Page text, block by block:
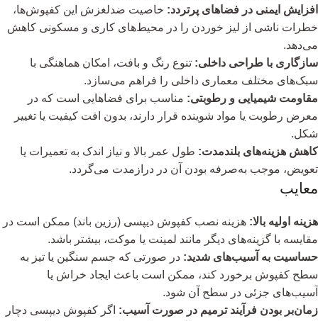
افزایش ایمنی در فضاهای پرتردد: خاصیت ضدلغزش این کفپوش‌ها،
خطرات ناشی از لیز خوردن را در محیط‌های کاری و مسکونی کاهش
می‌دهد.
سازگاری با طراحی داخلی: تنوع رنگ و بافت، امکان هماهنگی با
سبک‌های مختلف معماری داخلی را فراهم می‌سازد.
مقاومت شیمیایی و رطوبتی: مناسب برای فضاهایی است که در
معرض رطوبت یا مواد شوینده قرار دارند، بدون افت کیفیت یا تغییر
شکل.
کاهش هزینه‌های بلندمدت: طول عمر بالا و نیاز اندک به تعمیرات یا
تعویض، موجب به‌صرفه بودن آن در درازمدت می‌گردد.
معایب
هزینه اولیه بالا: هزینه نصب کفپوش دیپسی (رزین باند) ممکن است در
مقایسه با گزینه‌های دیگر مانند لمینت یا موکت، بیشتر باشد.
حساسیت به آسیب‌های شدید: در صورتی که جسم سنگین یا تیز به
سطح کفپوش برخورد کند، ممکن است باعث ایجاد خراش یا
آسیب‌های جزئی در سطح آن شود.
زمان‌بر بودن فرآیند ترمیم در صورت آسیب: اگر کفپوش دیپسی دچار